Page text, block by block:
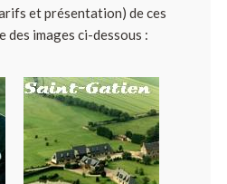
et présentation) de ces
des images ci-dessous :